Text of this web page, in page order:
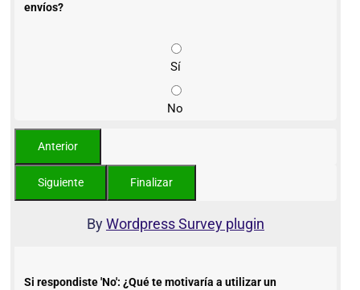
envíos?
Sí
No
ByWordpress Survey plugin
Si respondiste 'No': ¿Qué te motivaría a utilizar un